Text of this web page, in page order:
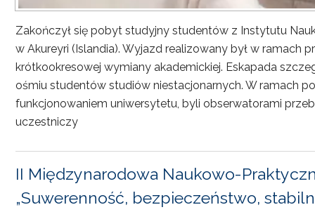
Zakończył się pobyt studyjny studentów z Instytutu
w Akureyri (Islandia). Wyjazd realizowany był w ramach
krótkookresowej wymiany akademickiej. Eskapada
ośmiu studentów studiów niestacjonarnych. W ramach
funkcjonowaniem uniwersytetu, byli obserwatorami
uczestniczy
II Międzynarodowa Naukowo-
„Suwerenność, bezpieczeństwo,